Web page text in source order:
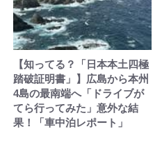
【知ってる？「日本本土四極
踏破証明書」】広島から本州
4島の最南端へ「ドライブが
てら行ってみた」意外な結
果！「車中泊レポート」